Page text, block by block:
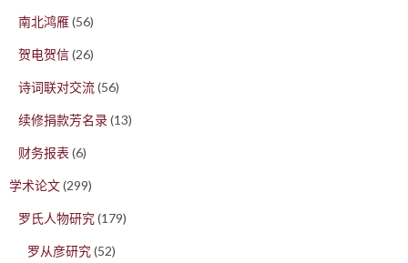
南北鸿雁(56)
贺电贺信(26)
诗词联对交流(56)
续修捐款芳名录(13)
财务报表 (6)
学术论文(299)
罗氏人物研究(179)
罗从彦研究(52)